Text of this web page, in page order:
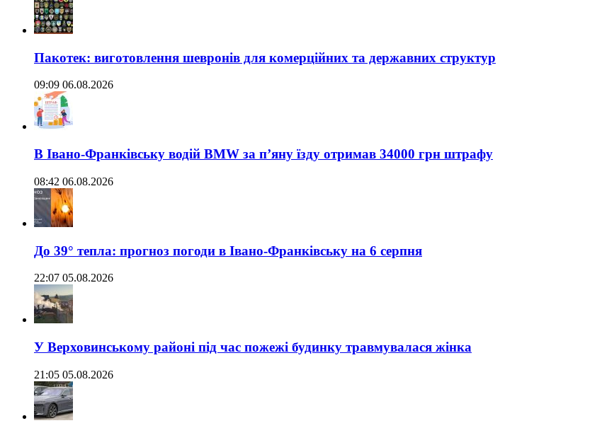
Пакотек: виготовлення шевронів для комерційних та державних структур
09:09 06.08.2026
В Івано-Франківську водій BMW за п’яну їзду отримав 34000 грн штрафу
08:42 06.08.2026
До 39° тепла: прогноз погоди в Івано-Франківську на 6 серпня
22:07 05.08.2026
У Верховинському районі під час пожежі будинку травмувалася жінка
21:05 05.08.2026